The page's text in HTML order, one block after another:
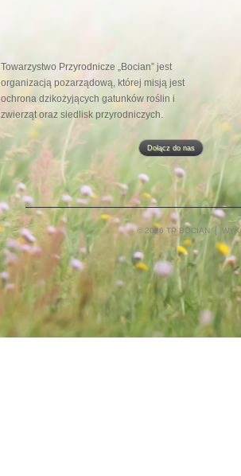
Towarzystwo Przyrodnicze „Bocian” jest
organizacją pozarządową, której misją jest
ochrona dzikożyjących gatunków roślin i
zwierząt oraz siedlisk przyrodniczych.
Dołącz do nas
© 2026 TP BOCIAN